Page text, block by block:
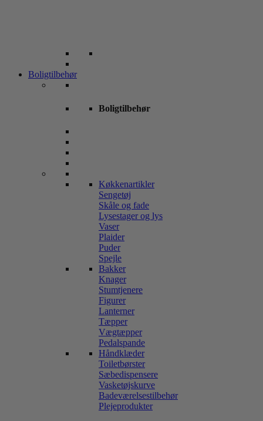
Boligtilbehør
Boligtilbehør
Køkkenartikler
Sengetøj
Skåle og fade
Lysestager og lys
Vaser
Plaider
Puder
Spejle
Bakker
Knager
Stumtjenere
Figurer
Lanterner
Tæpper
Vægtæpper
Pedalspande
Håndklæder
Toiletbørster
Sæbedispensere
Vasketøjskurve
Badeværelsestilbehør
Plejeprodukter